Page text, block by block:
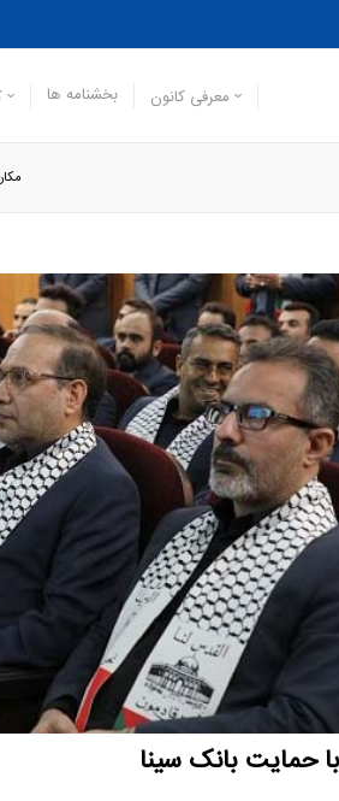
معرفی کانون بخشنامه ها
حمایت بانک سینا